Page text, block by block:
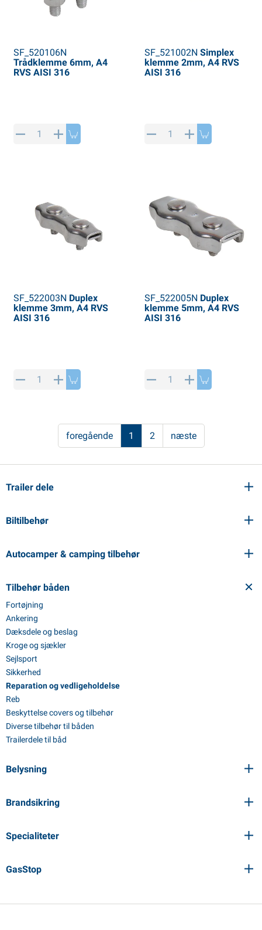
Trailer dele
Biltilbehør
Autocamper & camping tilbehør
Tilbehør båden
Fortøjning
Ankering
Dæksdele og beslag
Kroge og sjækler
Sejlsport
Sikkerhed
Reparation og vedligeholdelse
Reb
Beskyttelse covers og tilbehør
Diverse tilbehør til båden
Trailerdele til båd
Belysning
Brandsikring
Specialiteter
GasStop
SF_520106N
Trådklemme 6mm, A4
RVS AISI 316
SF_521002N Simplex
klemme 2mm, A4 RVS
AISI 316
SF_522003N Duplex
klemme 3mm, A4 RVS
AISI 316
SF_522005N Duplex
klemme 5mm, A4 RVS
AISI 316
foregående 1 2 næste